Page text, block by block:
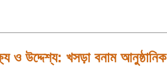
ও উদ্দেশ্য: খসড়া বনাম আনুষ্ঠানিক